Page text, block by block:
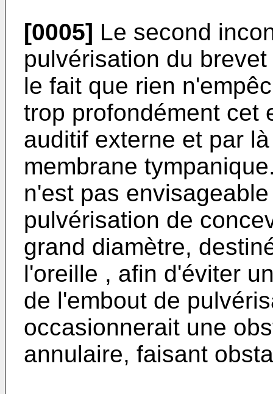
[0005] Le second
pulvérisation du
le fait que rien
trop profondément cet
auditif externe et par
membrane
n'est pas
pulvérisation de
grand diamètre,
l'oreille , afin d'éviter
de l'embout de
occasionnerait une
annulaire, faisant